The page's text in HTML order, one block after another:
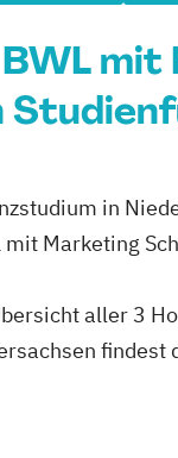
in
Marketing
aller 3
findest